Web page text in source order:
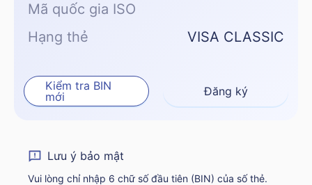
Mã quốc gia ISO
Hạng thẻ
VISA CLASSIC
Kiểm tra BIN
mới
Đăng ký
Lưu ý bảo mật
Vui lòng chỉ nhập 6 chữ số đầu tiên (BIN) của số thẻ.